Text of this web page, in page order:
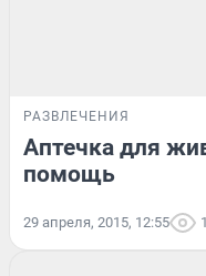
РАЗВЛЕЧЕНИЯ
Аптечка для
помощь
29 апреля, 2015, 12:55